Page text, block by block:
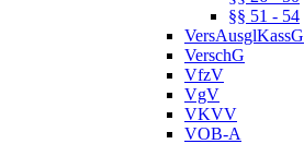
§§ 51 - 54
VersAusglKassG
VerschG
VfzV
VgV
VKVV
VOB-A